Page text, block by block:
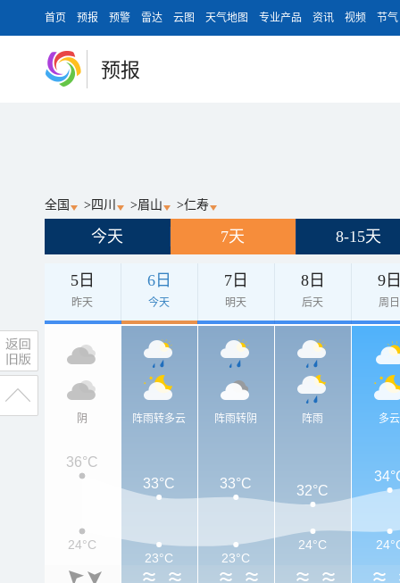
首页 预报 预警 雷达 云图 天气地图 专业产品 资讯 视频 节气
预报
全国 > 四川 >眉山 >仁寿
今天 7天 8-15天
5日
昨天
6日
今天
7日
明天
8日
后天
9
周日
阴 阵雨转多云 阵雨转阴 阵雨 多云
36°C
33°C
33°C 32°C
24°C
23°C
23°C
24°C